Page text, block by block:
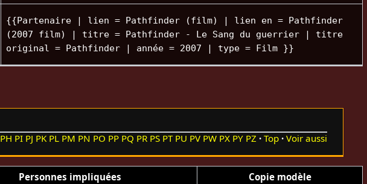
{{Partenaire | lien = Pathfinder (film) | lien en = Pathfinder
(2007 film) | titre = Pathfinder - Le Sang du guerrier | titre
original = Pathfinder | année = 2007 | type = Film }}
PH PI PJ PK PL PM PN PO PP PQ PR PS PT PU PV PW PX PY PZ Top Voir aussi
Personnes impliquées Copie modèle